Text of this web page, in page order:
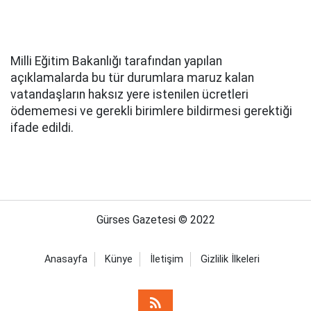
Milli Eğitim Bakanlığı tarafından yapılan
açıklamalarda bu tür durumlara maruz kalan
vatandaşların haksız yere istenilen ücretleri
ödememesi ve gerekli birimlere bildirmesi gerektiği
ifade edildi.
Gürses Gazetesi © 2022
Anasayfa Künye İletişim Gizlilik İlkeleri